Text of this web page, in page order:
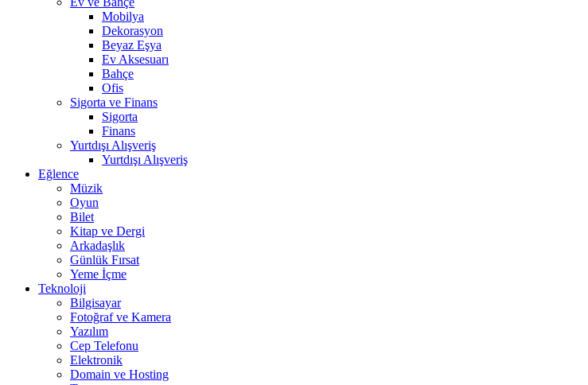
Mobilya
Dekorasyon
Beyaz Eşya
Ev Aksesuarı
Bahçe
Ofis
Sigorta ve Finans
Sigorta
Finans
Yurtdışı Alışveriş
Yurtdışı Alışveriş
Eğlence
Müzik
Oyun
Bilet
Kitap ve Dergi
Arkadaşlık
Günlük Fırsat
Yeme İçme
Teknoloji
Bilgisayar
Fotoğraf ve Kamera
Yazılım
Cep Telefonu
Elektronik
Domain ve Hosting